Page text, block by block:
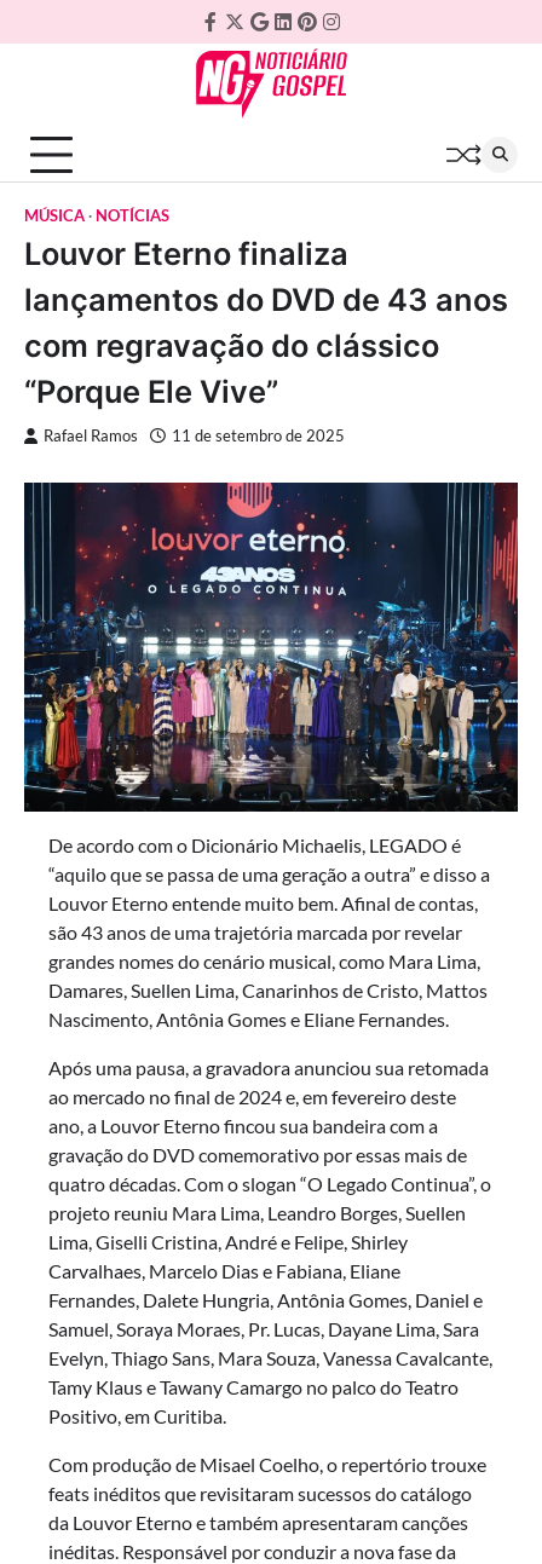
to
Facebook
Twitter
Google
Plus
Linkedin
Pinterest
Instagram
MÚSICA NOTÍCIAS
Louvor Eterno finaliza
lançamentos do DVD de 43 anos
com regravação do clássico
“Porque Ele Vive”
Rafael Ramos 11 de setembro de 2025
De acordo com o Dicionário Michaelis, LEGADO é
“aquilo que se passa de uma geração a outra” e disso a
Louvor Eterno entende muito bem. Afinal de contas,
são 43 anos de uma trajetória marcada por revelar
grandes nomes do cenário musical, como Mara Lima,
Damares, Suellen Lima, Canarinhos de Cristo, Mattos
Nascimento, Antônia Gomes e Eliane Fernandes.
Após uma pausa, a gravadora anunciou sua retomada
ao mercado no final de 2024 e, em fevereiro deste
ano, a Louvor Eterno fincou sua bandeira com a
gravação do DVD comemorativo por essas mais de
quatro décadas. Com o slogan “O Legado Continua”, o
projeto reuniu Mara Lima, Leandro Borges, Suellen
Lima, Giselli Cristina, André e Felipe, Shirley
Carvalhaes, Marcelo Dias e Fabiana, Eliane
Fernandes, Dalete Hungria, Antônia Gomes, Daniel e
Samuel, Soraya Moraes, Pr. Lucas, Dayane Lima, Sara
Evelyn, Thiago Sans, Mara Souza, Vanessa Cavalcante,
Tamy Klaus e Tawany Camargo no palco do Teatro
Positivo, em Curitiba.
Com produção de Misael Coelho, o repertório trouxe
feats inéditos que revisitaram sucessos do catálogo
da Louvor Eterno e também apresentaram canções
inéditas. Responsável por conduzir a nova fase da